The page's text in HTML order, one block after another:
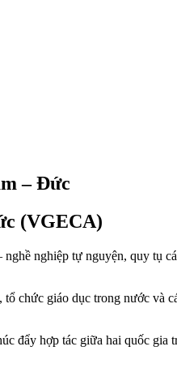
– Đức
(VGECA)
nghiệp tự nguyện, quy tụ
chức giáo dục trong nước
đẩy hợp tác giữa hai quốc